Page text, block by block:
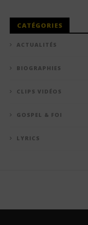
CATÉGORIES
ACTUALITÉS
BIOGRAPHIES
CLIPS VIDÉOS
GOSPEL & FOI
LYRICS